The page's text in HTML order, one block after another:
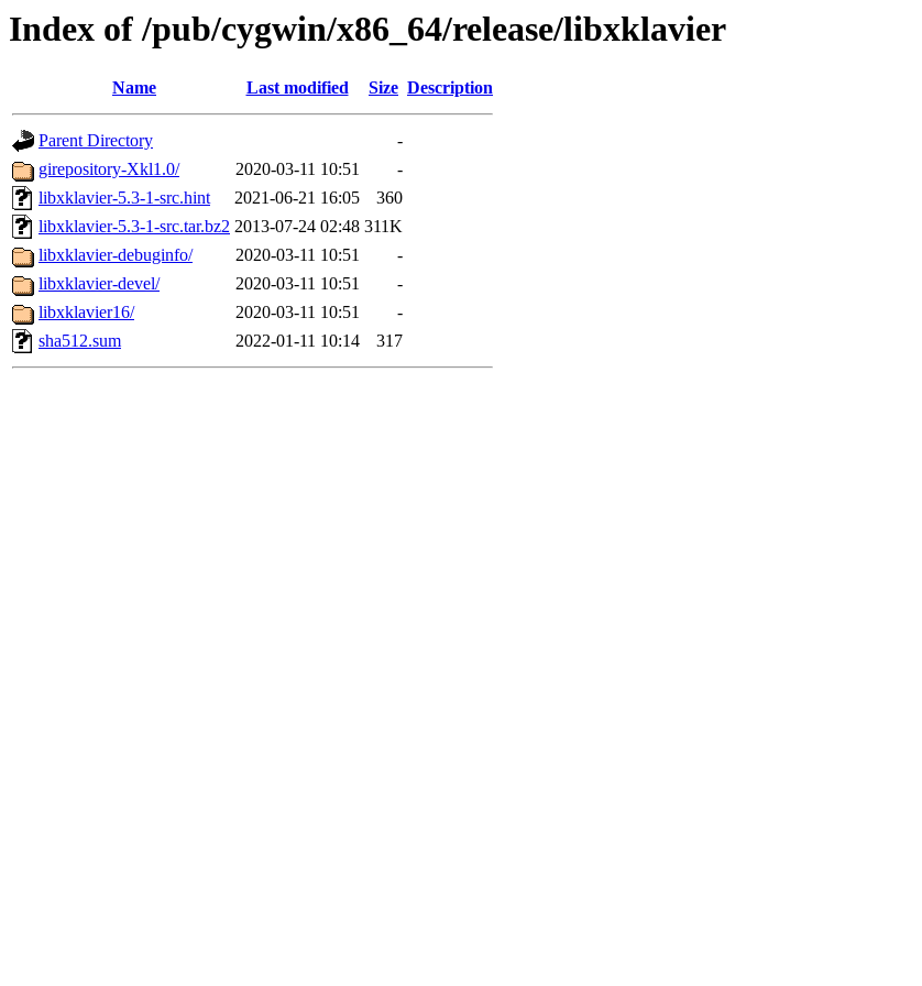
Index of /pub/cygwin/x86_64/release/libxklavier
Name Last modified Size Description
Parent Directory
-
girepository-Xkl1.0/
2020-03-11 10:51
-
libxklavier-5.3-1-src.hint
2021-06-21 16:05
360
libxklavier-5.3-1-src.tar.bz2 2013-07-24 02:48 311K
libxklavier-debuginfo/
2020-03-11 10:51
-
libxklavier-devel/
2020-03-11 10:51
-
libxklavier16/
2020-03-11 10:51
-
sha512.sum
2022-01-11 10:14 317